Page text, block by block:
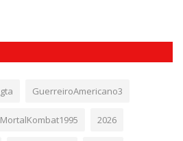
gta GuerreiroAmericano3
MortalKombat1995 2026